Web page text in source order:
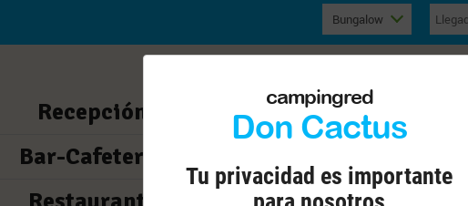
Bungalow
Recepción
Bar-Cafetería
campingred
Don Cactus
Tu privacidad es importante